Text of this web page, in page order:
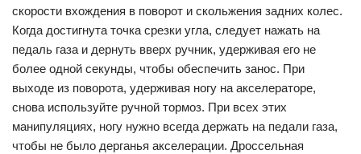
скорости вхождения в поворот и скольжения задних колес.
Когда достигнута точка срезки угла, следует нажать на
педаль газа и дернуть вверх ручник, удерживая его не
более одной секунды, чтобы обеспечить занос. При
выходе из поворота, удерживая ногу на акселераторе,
снова используйте ручной тормоз. При всех этих
манипуляциях, ногу нужно всегда держать на педали газа,
чтобы не было дерганья акселерации. Дроссельная